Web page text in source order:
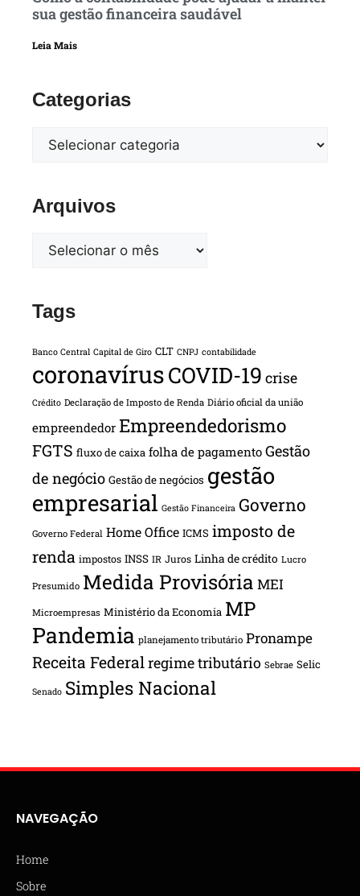
sua gestão financeira saudável
Leia Mais
Categorias
Arquivos
Tags
Banco Central Capital de Giro CLT CNPJ contabilidade
coronavírusCOVID-19 crise
Crédito Declaração de Imposto de Renda Diário oficial da união
empreendedor Empreendedorismo
FGTS fluxo de caixa folha de pagamento Gestão
de negócio Gestão de negócios gestão
empresarial Gestão Financeira Governo
Governo Federal Home Office ICMS imposto de
renda impostos INSS IR Juros Linha de crédito Lucro
Presumido Medida Provisória MEI
Microempresas Ministério da Economia MP
Pandemia planejamento tributário Pronampe
Receita Federalregime tributário Sebrae Selic
Senado Simples Nacional
NAVEGAÇÃO
Home
Sobre